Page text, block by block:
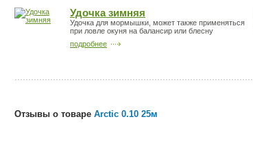
Удочка зимняя
Удочка для мормышки, может также применяться
при ловле окуня на балансир или блесну
подробнее
Отзывы о товаре Arctic 0.10 25м